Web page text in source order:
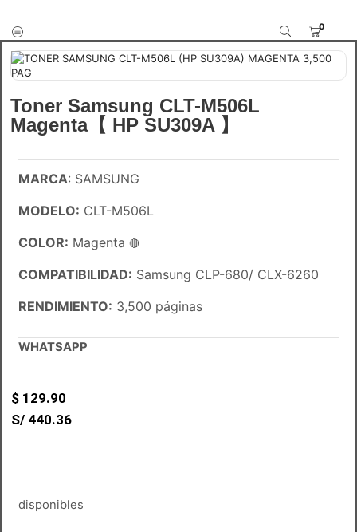
0
Toner Samsung CLT-M506L
Magenta【 HP SU309A 】
MARCA: SAMSUNG
MODELO: CLT-M506L
COLOR: Magenta 🔴
COMPATIBILIDAD: Samsung CLP-680/ CLX-6260
RENDIMIENTO: 3,500 páginas
WHATSAPP
$ 129.90
S/ 440.36
disponibles